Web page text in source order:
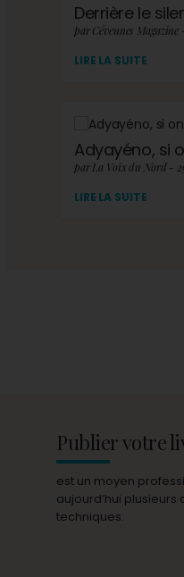
Derrière le
par Cévennes Magazine
LIRE LA SUITE
Adyayéno, si
par La Voix du Nord -
LIRE LA SUITE
Publier votre
est un moyen
aujourd’hui
techniques.